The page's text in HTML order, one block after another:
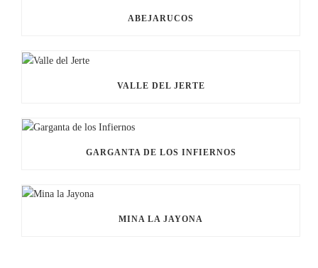
ABEJARUCOS
VALLE DEL JERTE
GARGANTA DE LOS INFIERNOS
MINA LA JAYONA